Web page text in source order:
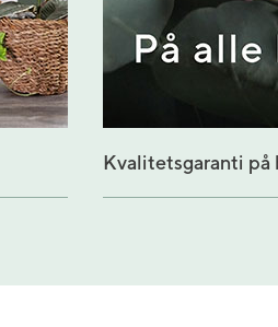
Kvalitetsgaranti på